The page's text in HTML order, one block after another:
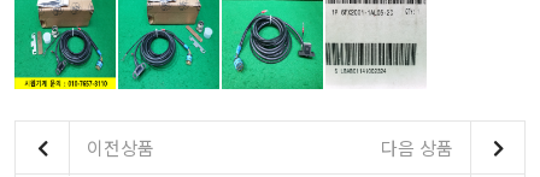
이전상품 다음 상품